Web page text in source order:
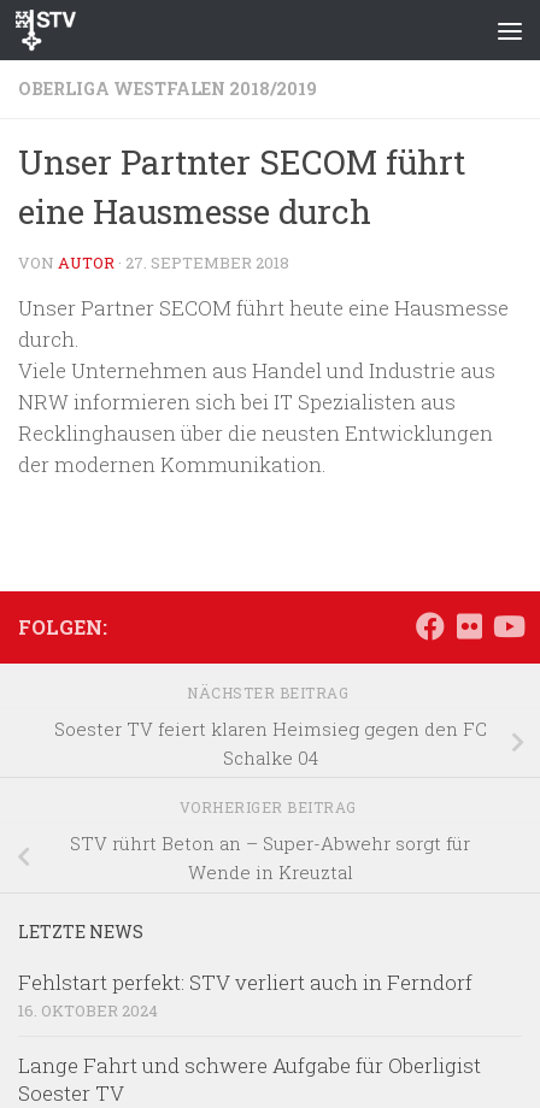
Zum Inhalt springen
OBERLIGA WESTFALEN 2018/2019
Unser Partnter SECOM führt
eine Hausmesse durch
VON AUTOR · 27. SEPTEMBER 2018
Unser Partner SECOM führt heute eine Hausmesse
durch.
Viele Unternehmen aus Handel und Industrie aus
NRW informieren sich bei IT Spezialisten aus
Recklinghausen über die neusten Entwicklungen
der modernen Kommunikation.
FOLGEN:
NÄCHSTER BEITRAG
Soester TV feiert klaren Heimsieg gegen den FC
Schalke 04
VORHERIGER BEITRAG
STV rührt Beton an – Super-Abwehr sorgt für
Wende in Kreuztal
LETZTE NEWS
Fehlstart perfekt: STV verliert auch in Ferndorf
16. OKTOBER 2024
Lange Fahrt und schwere Aufgabe für Oberligist
Soester TV